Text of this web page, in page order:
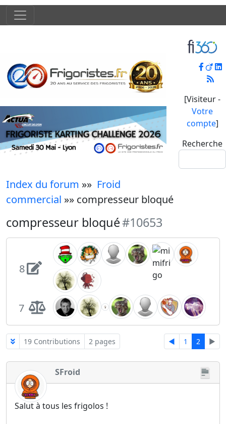
[Visiteur -
Votre
compte]
Recherche
Index du forum »» Froid
commercial »» compresseur bloqué
compresseur bloqué#10653
8
7
19 Contributions 2 pages ◄ 1 2 ►
SFroid
Salut à tous les frigolos !